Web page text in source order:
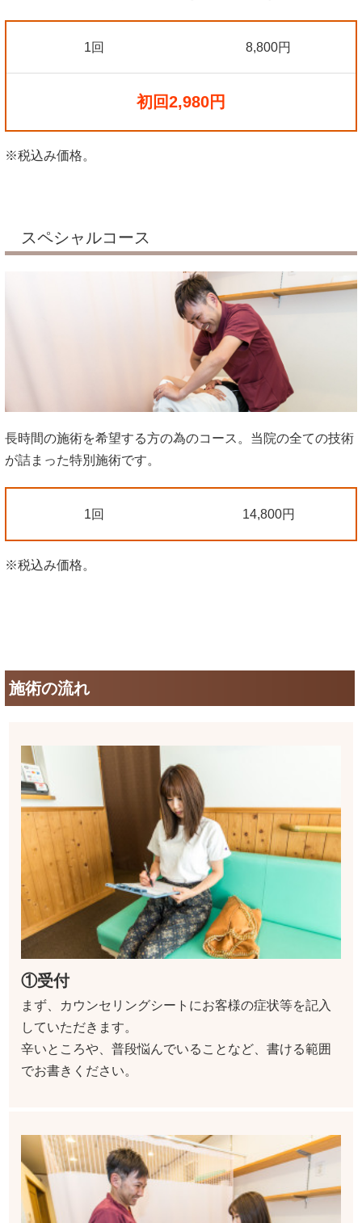
1回 8,800円
初回2,980円
※税込み価格。
スペシャルコース
長時間の施術を希望する方の為のコース。当院の全ての技術
が詰まった特別施術です。
1回 14,800円
※税込み価格。
施術の流れ
①受付
まず、カウンセリングシートにお客様の症状等を記入
していただきます。
辛いところや、普段悩んでいることなど、書ける範囲
でお書きください。